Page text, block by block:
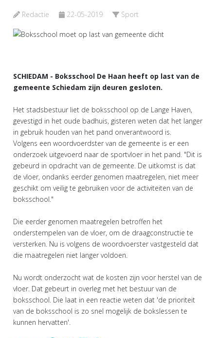
Redactie 22-05-2019 Sport
SCHIEDAM - Boksschool De Haan heeft op last van de
gemeente Schiedam zijn deuren gesloten.
Het stadsbestuur liet de boksschool op de Lange Haven,
gevestigd in het oude badhuis, gisteren weten dat het langer
in gebruik houden van het pand onverantwoord is.
Volgens een woordvoerdster van de gemeente is er een
onderzoek uitgevoerd naar de sportvloer in het pand. "Dit is
gebeurd in opdracht van de gemeente. De uitkomst is dat
de vloer, ondanks eerder genomen maatregelen, niet meer
geschikt om veilig te gebruiken voor de activiteiten van de
boksschool."
Die eerder genomen maatregelen betroffen het
onderstempelen van de vloer, om de draagconstructie te
versterken. Nu is volgens de woordvoerster vastgesteld dat
die maatregelen niet langer voldoen.
Nu wordt onderzocht wat de kosten zijn voor herstel van de
vloer. Dat gebeurt in overleg met het bestuur van de
boksschool. Die laat in een reactie weten dat 'de prioriteit
van de boksschool is zo snel mogelijk de bokslessen te
kunnen hervatten'.